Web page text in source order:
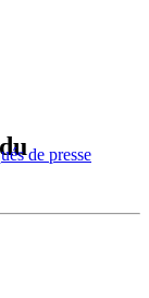
de presse